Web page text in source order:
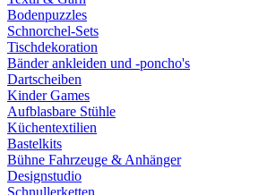
Bodenpuzzles
Schnorchel-Sets
Tischdekoration
Bänder ankleiden und -poncho's
Dartscheiben
Kinder Games
Aufblasbare Stühle
Küchentextilien
Bastelkits
Bühne Fahrzeuge & Anhänger
Designstudio
Schnullerketten